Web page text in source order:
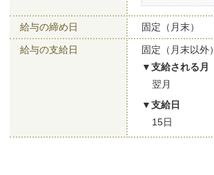
給与の締め日 固定（月末）
給与の支給日
固定（月末以外）
支給される月
翌月
支給日
15日